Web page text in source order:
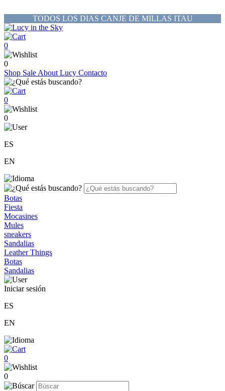
TODOS LOS DIAS CANJE DE MILLAS ITAU
0
0
Shop Sale About Lucy Contacto
0
0
ES
EN
Botas
Fiesta
Mocasines
Mules
sneakers
Sandalias
Leather Things
Botas
Sandalias
Iniciar sesión
ES
EN
0
0